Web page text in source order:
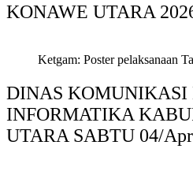
KONAWE UTARA
Ketgam: Poster pelaksanaan
DINAS KOMUNIKASI
INFORMATIKA
UTARA SABTU 04/